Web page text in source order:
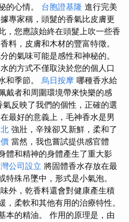
的心情。 台胞證基隆 進行完美
專家稱，頭髮的香氣比皮膚更
，您應該始終在頭髮上吹一些香
料，皮膚和木材的豐富特徵。
的氣味可能是感性和神秘的。
的方式不僅取決於您的個人口
和季節。 烏日按摩 哪種香水給
戴者和周圍環境帶來快樂的感
氣反映了我們的個性，正確的選
最好的意義上，毛神香水是男
強壯，辛辣卻又新鮮，柔和了
當然，我也嘗試提供感官體
體和精神的身體產生了重大影
公司設立 將固體香水存放在最
殊吊墜中，形式是小氣泡。
外，乾香料還會對健康產生積
柔軟和其他有用的治療特性。
本的精油。 作用的原理是，由